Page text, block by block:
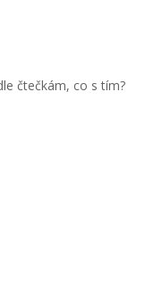
čtečkám, co s tím?